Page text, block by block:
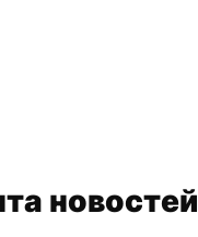
новостей